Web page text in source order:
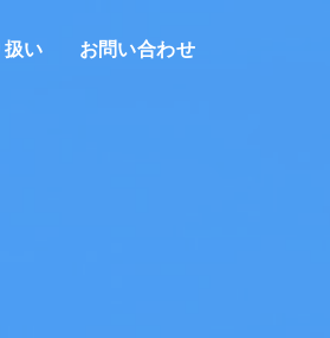
扱い お問い合わせ